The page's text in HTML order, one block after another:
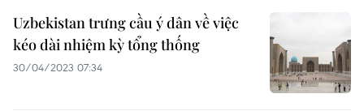
Uzbekistan trưng cầu ý dân về việc
kéo dài nhiệm kỳ tổng thống
30/04/2023 07:34